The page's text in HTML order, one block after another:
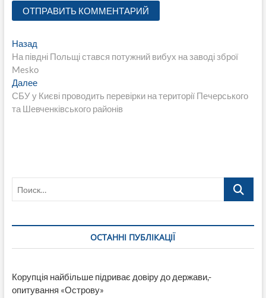
Навигация
по
записям
НазадПредыдущая
запись:
На півдні Польщі стався потужний вибух на заводі зброї
Mesko
ДалееСледующая
запись:
СБУ у Києві проводить перевірки на території Печерського
та Шевченківського районів
Поиск…
ОСТАННІ ПУБЛІКАЦІЇ
Корупція найбільше підриває довіру до держави,-
опитування «Острову»